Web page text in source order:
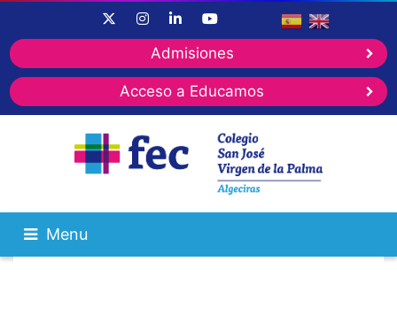
Admisiones
Acceso a Educamos
Menu